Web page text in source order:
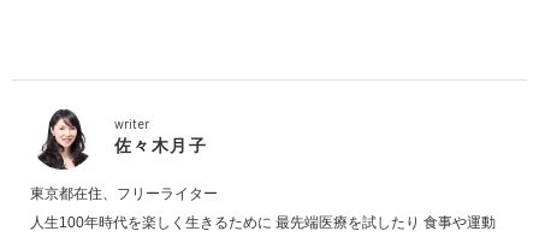
writer
佐々木月子
東京都在住、フリーライター
人生100年時代を楽しく生きるために 最先端医療を試したり 食事や運動